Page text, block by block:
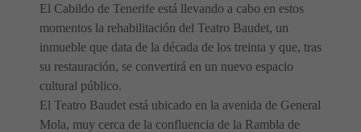
El Cabildo de Tenerife está llevando a cabo en estos
momentos la rehabilitación del Teatro Baudet, un
inmueble que data de la década de los treinta y que, tras
su restauración, se convertirá en un nuevo espacio
cultural público.
El Teatro Baudet está ubicado en la avenida de General
Mola, muy cerca de la confluencia de la Rambla de